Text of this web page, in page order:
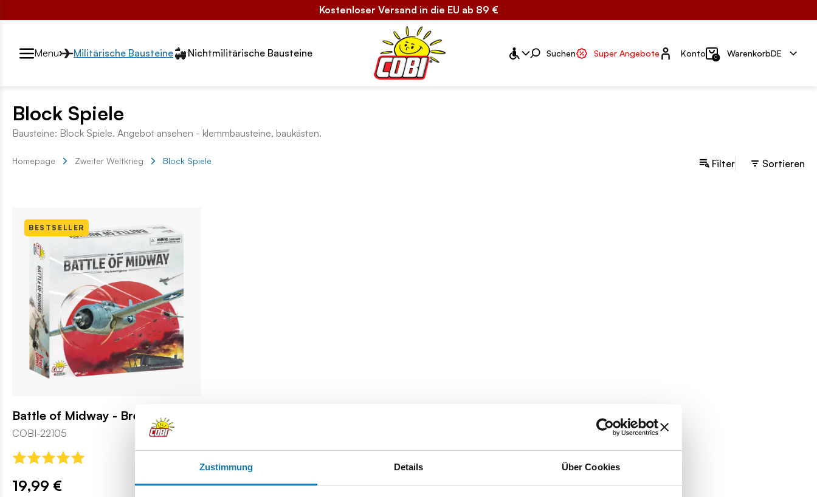
Zustimmung Details Über Cookies
Kostenloser Versand in die EU ab 89 €
Przełącznik segmentów2
Menu Militärische Bausteine Nichtmilitärische Bausteine Suchen Super Angebote Konto
Konto 0 WarenkorbDE
Block Spiele
Bausteine: Block Spiele. Angebot ansehen - klemmbausteine, baukästen.
Homepage Zweiter Weltkrieg Block Spiele Filter Sortieren
BESTSELLER
Battle of Midway - Brettspiel
COBI-22105
19,99 €